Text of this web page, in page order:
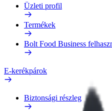
Üzleti profil
Termékek
Bolt Food Business
E-kerékpárok
Biztonsági részleg